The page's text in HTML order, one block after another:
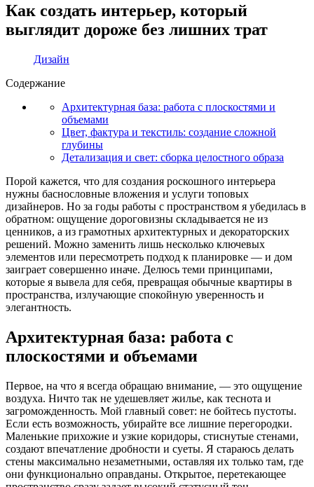
Как создать интерьер, который
выглядит дороже без лишних трат
Дизайн
Содержание
Архитектурная база: работа с плоскостями и
объемами
Цвет, фактура и текстиль: создание сложной
глубины
Детализация и свет: сборка целостного образа
Порой кажется, что для создания роскошного интерьера
нужны баснословные вложения и услуги топовых
дизайнеров. Но за годы работы с пространством я убедилась в
обратном: ощущение дороговизны складывается не из
ценников, а из грамотных архитектурных и декораторских
решений. Можно заменить лишь несколько ключевых
элементов или пересмотреть подход к планировке — и дом
заиграет совершенно иначе. Делюсь теми принципами,
которые я вывела для себя, превращая обычные квартиры в
пространства, излучающие спокойную уверенность и
элегантность.
Архитектурная база: работа с
плоскостями и объемами
Первое, на что я всегда обращаю внимание, — это ощущение
воздуха. Ничто так не удешевляет жилье, как теснота и
загроможденность. Мой главный совет: не бойтесь пустоты.
Если есть возможность, убирайте все лишние перегородки.
Маленькие прихожие и узкие коридоры, стиснутые стенами,
создают впечатление дробности и суеты. Я стараюсь делать
стены максимально незаметными, оставляя их только там, где
они функционально оправданы. Открытое, перетекающее